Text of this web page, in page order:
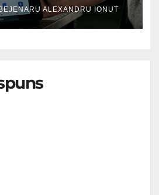
BEJENARU ALEXANDRU IONUT